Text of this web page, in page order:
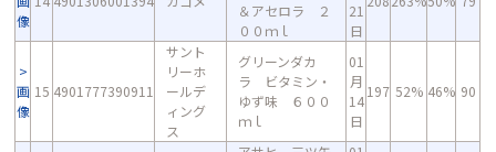
像
＆アセロラ ２
００ｍｌ
21
日
画
像
15 4901777390911
サント
リーホ
ールデ
ィング
ス
グリーンダカ
ラ ビタミン・
ゆず味 ６００
ｍｌ
01
月
14
日
197 52% 46% 90